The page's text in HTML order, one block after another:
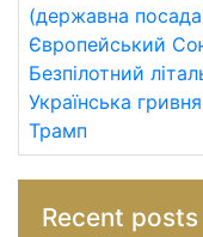
(державна
Європейський
Безпілотний
Українська гривня
Трамп
Recent posts